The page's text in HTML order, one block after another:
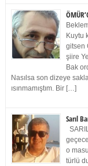
Kuytu
gitsen
şiire
Bak
Nasılsa son dizeye
ısınmamıştım. Bir […]
Sarıl
o
türlü